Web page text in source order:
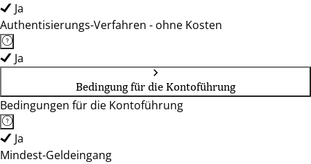
Ja
Authentisierungs-Verfahren - ohne Kosten
Ja
Bedingung für die Kontoführung
Bedingungen für die Kontoführung
Ja
Mindest-Geldeingang